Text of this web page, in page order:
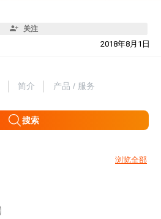
关注
2018年8月1日
简介 产品 / 服务
搜索
浏览全部